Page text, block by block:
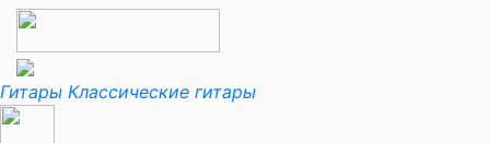
Гитары Классические гитары